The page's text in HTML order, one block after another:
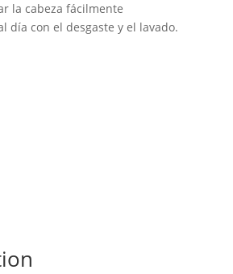
la cabeza fácilmente
día con el desgaste y el lavado.